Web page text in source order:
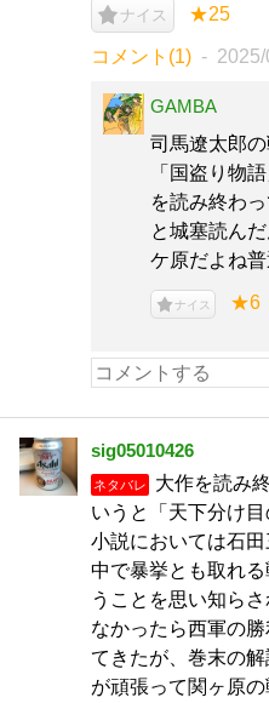
ナイス ★25
コメント(1)
GAMBA
司馬遼太郎
「国盗り物
を読み終わ
と城塞読ん
ケ原だよね普
ナイス ★6
sig05010426
ネタバレ
大作を読み
いうと「天下分け
小説においては石
中で暴挙とも取れ
うことを思い知ら
なかったら西軍の
てきたが、巻末の
が頑張って関ヶ原